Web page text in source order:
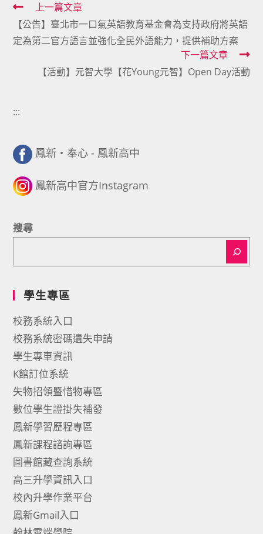
Read
more
articles
上一篇文章
【公告】臺北市一口氣英語教育基金會為支持政府將英語
定為第二官方語言並強化全民外語能力，提供補助方案
下一篇文章
【活動】元智大學【花Young元智】Open Day活動
:::
鳳新・奉心 - 鳳新高中
鳳新高中官方Instagram
搜尋
學生專區
校務系統入口
校務系統密碼遺失申請
學生專車資訊
K館訂位系統
失物招領暨惜物專區
數位學生證掛失補發
鳳新學習歷程專區
鳳新課程諮詢專區
圖書館藏查詢系統
高三升學資訊入口
校內升學作業平台
鳳新Gmail入口